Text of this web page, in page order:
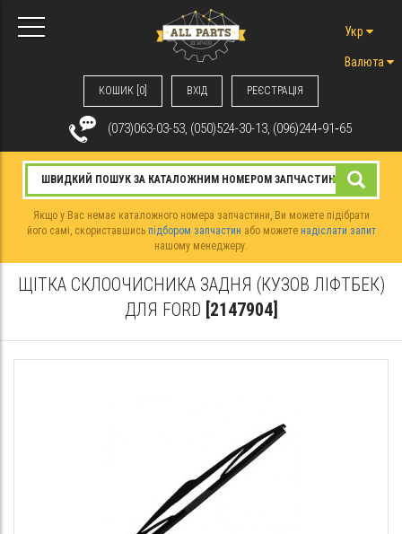
КОШИК [0] ВХIД РЕЄСТРАЦІЯ
Укр
Валюта
(073)063-03-53, (050)524-30-13, (096)244‑91‑65
Якщо у Вас немає каталожного номера запчастини, Ви можете підібрати
його самі, скориставшись підбором запчастин або можете надіслати запит
нашому менеджеру.
ЩІТКА СКЛООЧИСНИКА ЗАДНЯ (КУЗОВ ЛІФТБЕК)
ДЛЯ FORD [2147904]